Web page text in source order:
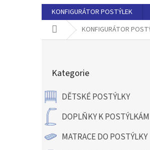
KONFIGURÁTOR POSTÝLEK
Domů KONFIGURÁTOR
a
n
p
kategorie
Kategorie
DĚTSKÉ POSTÝLKY
DOPLŇKY K POSTÝLKÁM
MATRACE DO POSTÝLKY